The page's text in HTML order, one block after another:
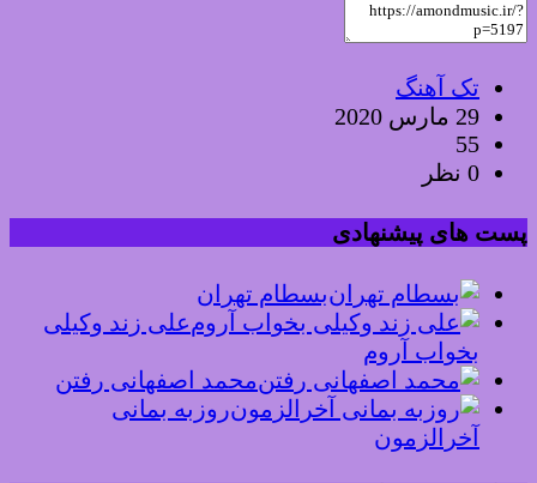
تک آهنگ
29 مارس 2020
55
0 نظر
پست های پیشنهادی
بسطام تهران
علی زند وکیلی
بخواب آروم
محمد اصفهانی رفتن
روزبه بمانی
آخرالزمون